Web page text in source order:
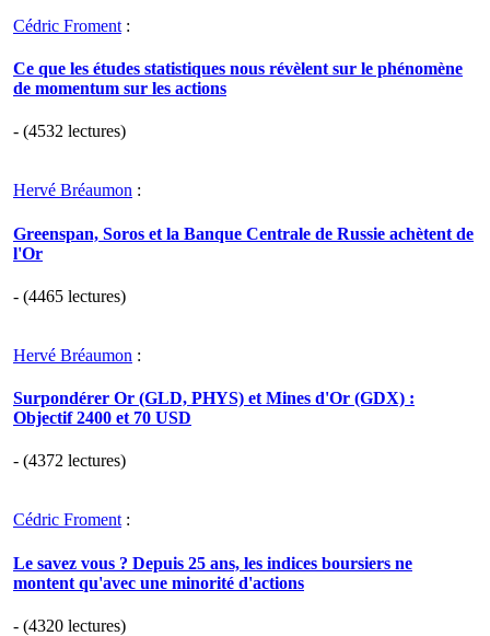
Cédric Froment :
Ce que les études statistiques nous révèlent sur le phénomène
de momentum sur les actions
- (4532 lectures)
Hervé Bréaumon :
Greenspan, Soros et la Banque Centrale de Russie achètent de
l'Or
- (4465 lectures)
Hervé Bréaumon :
Surpondérer Or (GLD, PHYS) et Mines d'Or (GDX) :
Objectif 2400 et 70 USD
- (4372 lectures)
Cédric Froment :
Le savez vous ? Depuis 25 ans, les indices boursiers ne
montent qu'avec une minorité d'actions
- (4320 lectures)